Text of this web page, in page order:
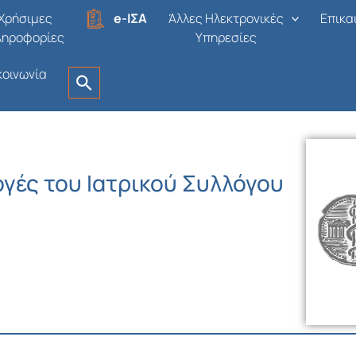
e-ΙΣΑ
Άλλες Ηλεκτρονικές
Υπηρεσίες
του Ιατρικού Συλλόγου